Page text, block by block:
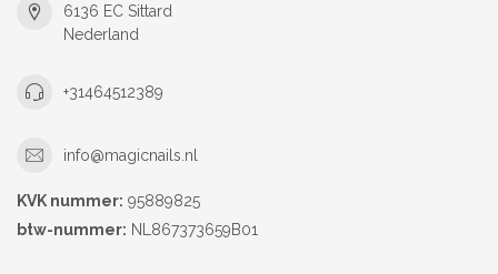
6136 EC Sittard
Nederland
+31464512389
info@magicnails.nl
KVK nummer: 95889825
btw-nummer: NL867373659B01